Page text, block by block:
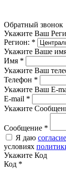
Обратный звонок
Укажите Ваш
Регион: *
Укажите Ваше
Имя *
Укажите Ваш
Телефон *
Укажите Ваш E-
E-mail *
Укажите
Сообщение *
Я даю согласие
условиях
Укажите Код
Код *